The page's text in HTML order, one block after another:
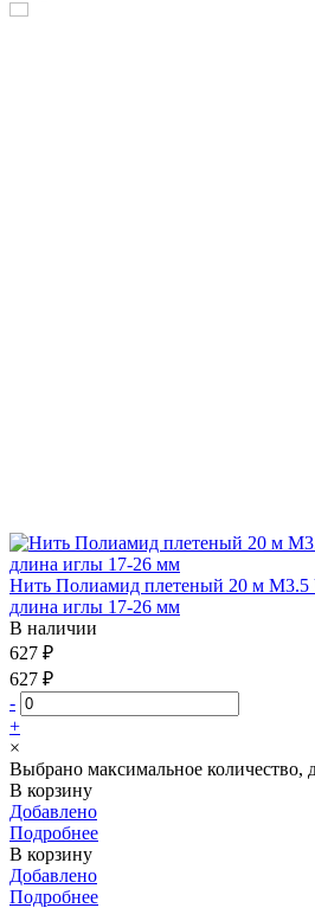
Нить Полиамид плетеный 20 м М3.5
длина иглы 17-26 мм
В наличии
627 ₽
627 ₽
-
+
×
Выбрано максимальное количество,
В корзину
Добавлено
Подробнее
В корзину
Добавлено
Подробнее